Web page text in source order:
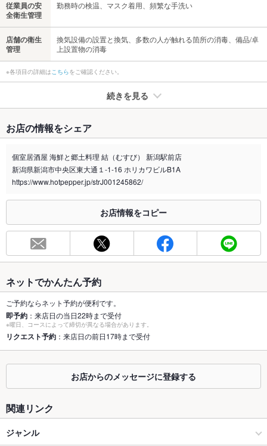
従業員の安
全衛生管理
勤務時の検温、マスク着用、頻繁な手洗い
店舗の衛生
管理
換気設備の設置と換気、多数の人が触れる箇所の消毒、備品/卓
上設置物の消毒
※各項目の詳細はこちらをご確認ください。
続きを見る
禁煙・喫煙 全席禁煙
喫煙専用室 なし
※2020年4月1日～受動喫煙対策に関する法律が施行されています。正しい情報はお店へお問い
総席数 100席
最大宴会収
100人
個室 あり
座敷 なし
掘りごたつ なし
カウンター なし
ソファー なし
テラス席
貸切
お店の情報をシェア
個室居酒屋 海鮮と郷土料理 結（むすび） 新潟駅前店
新潟県新潟市中央区東大通１-1-16 ホリカワビルB1A
https://www.hotpepper.jp/strJ001245862/
お店情報をコピー
ネットでかんたん予約
ご予約ならネット予約が便利です。
即予約 ：来店日の当日22時まで受付
※曜日、コースによって締切が異なる場合があります。
リクエスト予約 ：来店日の前日17時まで受付
お店からのメッセージに登録する
関連リンク
ジャンル